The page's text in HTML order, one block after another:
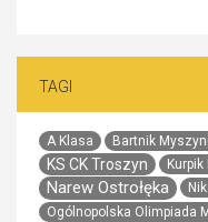
TAGI
A Klasa Bartnik
KS CK Troszyn Kurpik
Narew Ostrołęka
Ogólnopolska Olimpiada